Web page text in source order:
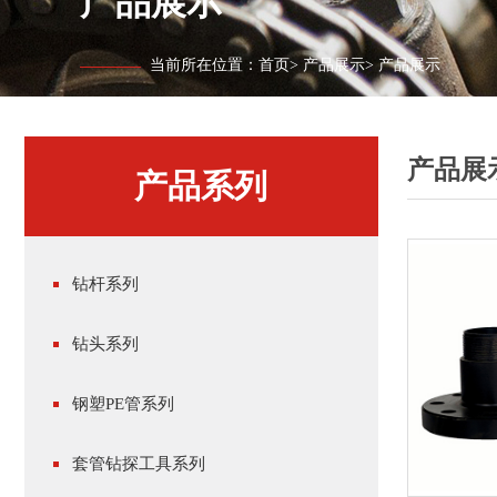
当前所在位置： 首页> 产品展示> 产品展示
产品系列
钻杆系列
钻头系列
钢塑PE管系列
套管钻探工具系列
产品展